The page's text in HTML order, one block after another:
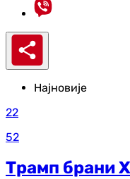
Најновије
22
52
Трамп брани